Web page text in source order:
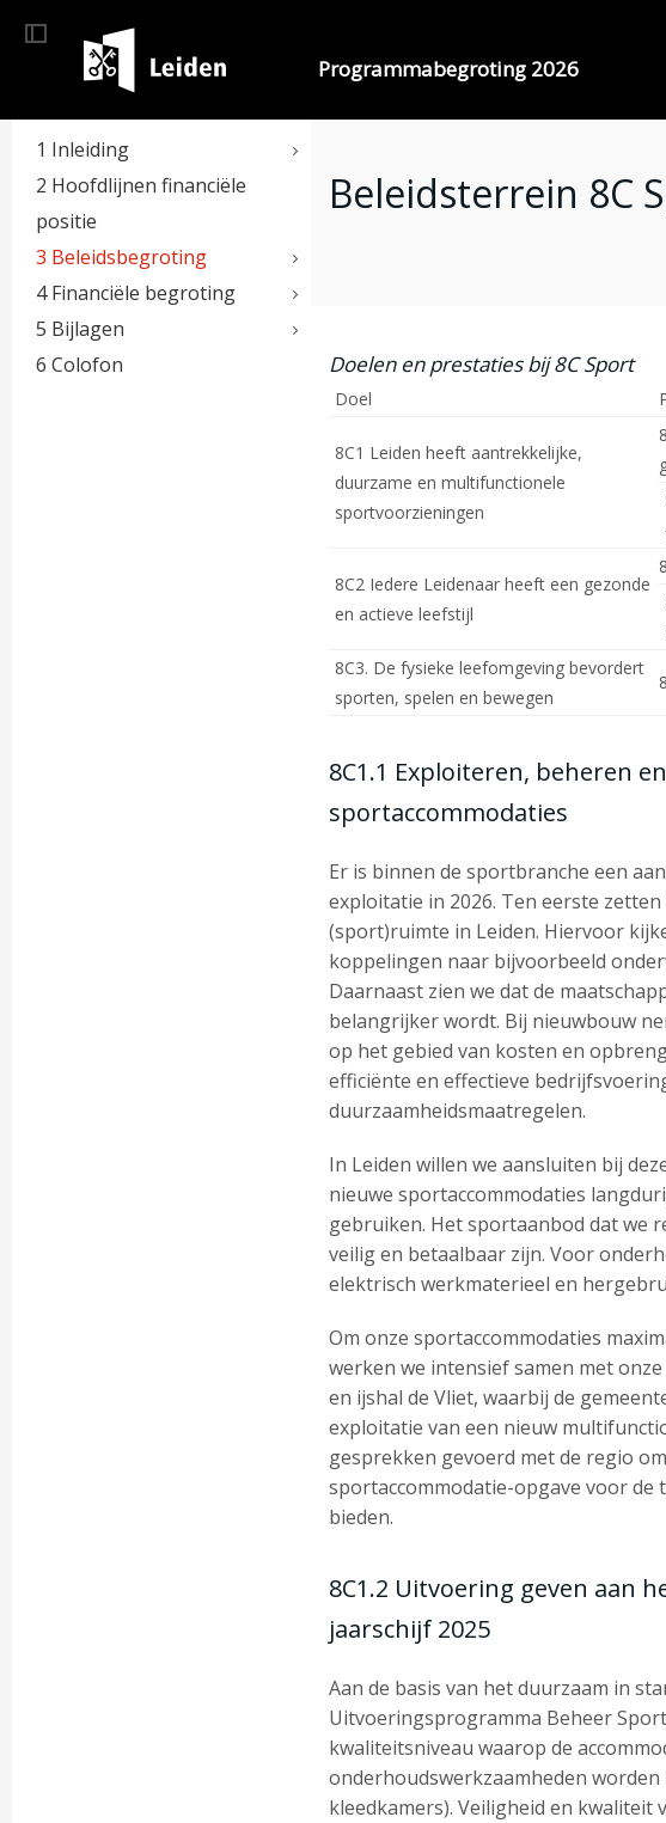
Programmabegroting 2026
1 Inleiding
2 Hoofdlijnen financiële
positie
3 Beleidsbegroting
4 Financiële begroting
5 Bijlagen
6 Colofon
Beleidsterrein 8C
Doelen en prestaties bij 8C Sport
Doel
8C1 Leiden heeft aantrekkelijke,
duurzame en multifunctionele
sportvoorzieningen
8C2 Iedere Leidenaar heeft een gezonde
en actieve leefstijl
8C3. De fysieke leefomgeving bevordert
sporten, spelen en bewegen
8C1.1 Exploiteren, beheren
sportaccommodaties
Er is binnen de sportbranche een
exploitatie in 2026. Ten eerste
(sport)ruimte in Leiden. Hiervoor
koppelingen naar bijvoorbeeld
Daarnaast zien we dat de
belangrijker wordt. Bij nieuwbouw
op het gebied van kosten en
efficiënte en effectieve
duurzaamheidsmaatregelen.
In Leiden willen we aansluiten bij
nieuwe sportaccommodaties
gebruiken. Het sportaanbod dat we
veilig en betaalbaar zijn. Voor
elektrisch werkmaterieel en
Om onze sportaccommodaties
werken we intensief samen met
en ijshal de Vliet, waarbij de
exploitatie van een nieuw
gesprekken gevoerd met de regio
sportaccommodatie-opgave voor
bieden.
8C1.2 Uitvoering geven aan
jaarschijf 2025
Aan de basis van het duurzaam in
Uitvoeringsprogramma Beheer Sport
kwaliteitsniveau waarop de
onderhoudswerkzaamheden
kleedkamers). Veiligheid en kwaliteit